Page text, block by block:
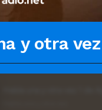
y otra vez